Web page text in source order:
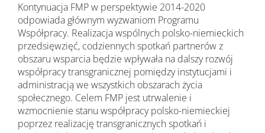
Kontynuacja FMP w perspektywie 2014-2020
odpowiada głównym wyzwaniom Programu
Współpracy. Realizacja wspólnych polsko-niemieckich
przedsięwzięć, codziennych spotkań partnerów z
obszaru wsparcia będzie wpływała na dalszy rozwój
współpracy transgranicznej pomiędzy instytucjami i
administracją we wszystkich obszarach życia
społecznego. Celem FMP jest utrwalenie i
wzmocnienie stanu współpracy polsko-niemieckiej
poprzez realizację transgranicznych spotkań i